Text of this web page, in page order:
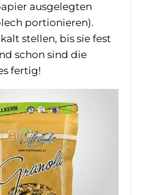
ausgelegten
portionieren).
kalt stellen, bis sie fest
schon sind die
fertig!